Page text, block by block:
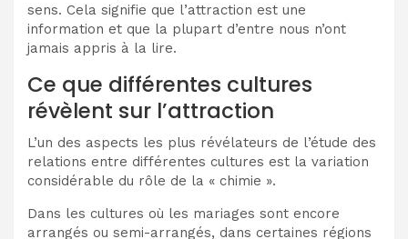
sens. Cela signifie que l’attraction est une
information et que la plupart d’entre nous n’ont
jamais appris à la lire.
Ce que différentes cultures
révèlent sur l’attraction
L’un des aspects les plus révélateurs de l’étude des
relations entre différentes cultures est la variation
considérable du rôle de la « chimie ».
Dans les cultures où les mariages sont encore
arrangés ou semi-arrangés, dans certaines régions